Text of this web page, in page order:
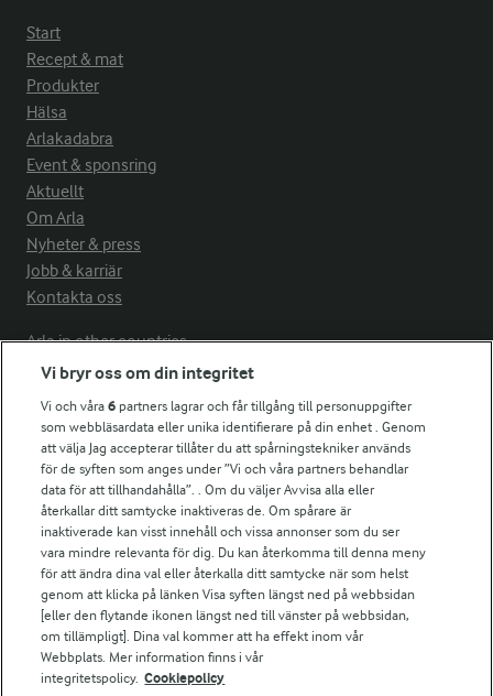
Start
Recept & mat
Produkter
Hälsa
Arlakadabra
Event & sponsring
Aktuellt
Om Arla
Nyheter & press
Jobb & karriär
Kontakta oss
Arla in other countries
Fler Arlasajter
För ägare
Arlas kundportal
Arla.com
Falbygdens Ost
Arla webbshop
Bildbank
Vi bryr oss om din integritet
Vi och våra6 partners lagrar och får tillgång till personuppgifter
som webbläsardata eller unika identifierare på din enhet . Genom
att välja Jag accepterar tillåter du att spårningstekniker används
för de syften som anges under ”Vi och våra partners behandlar
data för att tillhandahålla”. . Om du väljer Avvisa alla eller
återkallar ditt samtycke inaktiveras de. Om spårare är
inaktiverade kan visst innehåll och vissa annonser som du ser
vara mindre relevanta för dig. Du kan återkomma till denna meny
för att ändra dina val eller återkalla ditt samtycke när som helst
genom att klicka på länken Visa syften längst ned på webbsidan
[eller den flytande ikonen längst ned till vänster på webbsidan,
om tillämpligt]. Dina val kommer att ha effekt inom vår
Webbplats. Mer information finns i vår
integritetspolicy. Cookiepolicy